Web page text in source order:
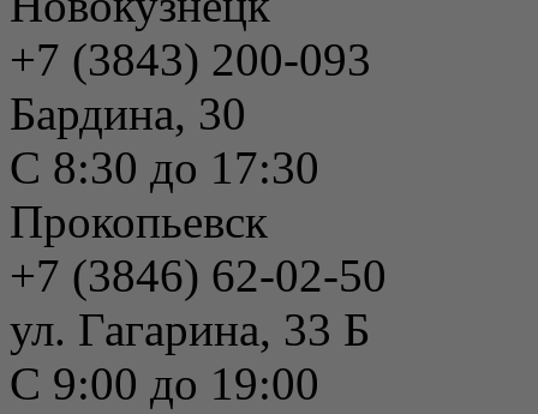
+7 (3843) 200-093
Бардина, 30
С 8:30 до 17:30
Прокопьевск
+7 (3846) 62-02-50
ул. Гагарина, 33 Б
С 9:00 до 19:00